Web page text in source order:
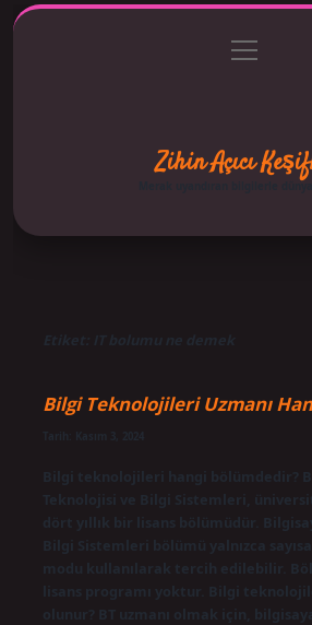
Gizlilik Politikası
menüyü
aç
Zihin Açıcı
Merak uyandıran bilgilerle
Etiket: IT bolumu ne demek
Bilgi Teknolojileri Uzmanı
Bilgi teknolojileri hangi bölümdedir?
Teknolojisi ve Bilgi Sistemleri,
dört yıllık bir lisans bölümüdür.
Bilgi Sistemleri bölümü yalnızca
modu kullanılarak tercih edilebilir.
lisans programı yoktur. Bilgi
olunur? BT uzmanı olmak için,